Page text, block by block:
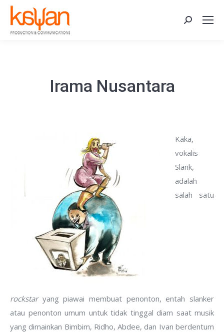
Search:
Irama Nusantara
Kaka,
vokalis
Slank,
adalah
salah satu
rockstar yang piawai membuat penonton, entah slanker
atau penonton umum untuk tidak tinggal diam saat musik
yang dimainkan Bimbim, Ridho, Abdee, dan Ivan berdentum